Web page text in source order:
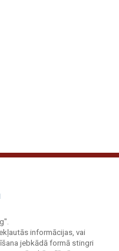
informācijas, vai
jebkādā formā stingri